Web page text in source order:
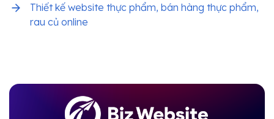
Thiết kế website thực phẩm, bán hàng thực phẩm,
rau củ online